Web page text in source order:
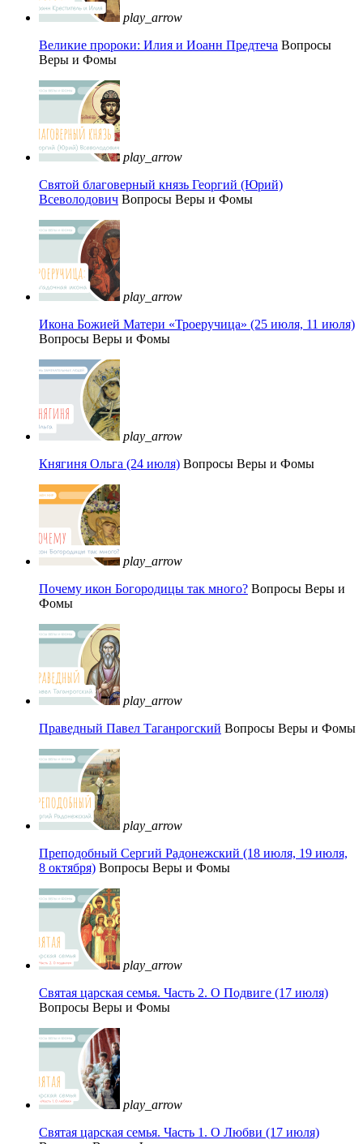
play_arrow
Великие пророки: Илия и Иоанн Предтеча Вопросы
Веры и Фомы
play_arrow
Святой благоверный князь Георгий (Юрий)
Всеволодович Вопросы Веры и Фомы
play_arrow
Икона Божией Матери «Троеручица» (25 июля, 11 июля)
Вопросы Веры и Фомы
play_arrow
Княгиня Ольга (24 июля) Вопросы Веры и Фомы
play_arrow
Почему икон Богородицы так много? Вопросы Веры и
Фомы
play_arrow
Праведный Павел Таганрогский Вопросы Веры и Фомы
play_arrow
Преподобный Сергий Радонежский (18 июля, 19 июля,
8 октября) Вопросы Веры и Фомы
play_arrow
Святая царская семья. Часть 2. О Подвиге (17 июля)
Вопросы Веры и Фомы
play_arrow
Святая царская семья. Часть 1. О Любви (17 июля)